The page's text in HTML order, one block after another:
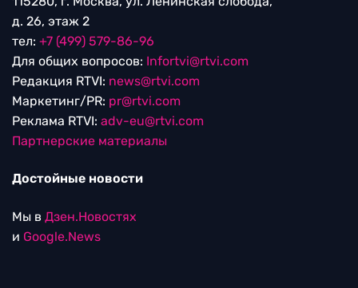
д. 26, этаж 2
тел: +7 (499) 579-86-96
Для общих вопросов: Infortvi@rtvi.com
Редакция RTVI: news@rtvi.com
Маркетинг/PR: pr@rtvi.com
Реклама RTVI: adv-eu@rtvi.com
Партнерские материалы
Достойные новости
Мы в Дзен.Новостях
и Google.News